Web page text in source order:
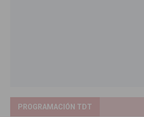
PROGRAMACIÓN TDT